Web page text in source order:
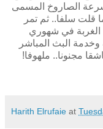
الصاروخ المسمى
قلت سلفا.. ثم تمر
في شهوري
وخدمة البث المباشر
مجنونا.. ملهوفا!
Harith Elrufaie at